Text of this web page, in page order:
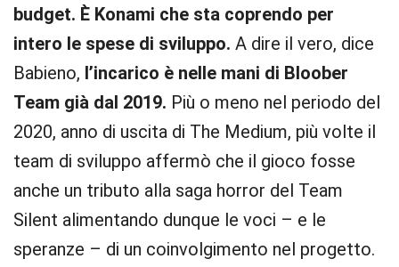
budget. È Konami che sta coprendo per
intero le spese di sviluppo. A dire il vero, dice
Babieno, l’incarico è nelle mani di Bloober
Team già dal 2019. Più o meno nel periodo del
2020, anno di uscita di The Medium, più volte il
team di sviluppo affermò che il gioco fosse
anche un tributo alla saga horror del Team
Silent alimentando dunque le voci – e le
speranze – di un coinvolgimento nel progetto.